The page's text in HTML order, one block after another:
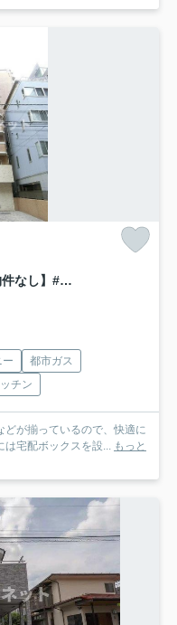
サンテミリオンお茶の水【おとり物件なし】#学生・社会人にオススメ！初期費用分割払いOK！
ー
都市ガス
チン
が揃っているので、快適に
は宅配ボックスを設... もっと